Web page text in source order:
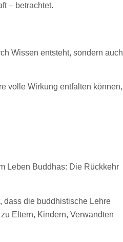
– betrachtet.
Wissen entsteht, sondern auch
volle Wirkung entfalten können,
Leben Buddhas: Die Rückkehr
dass die buddhistische Lehre
Eltern, Kindern, Verwandten